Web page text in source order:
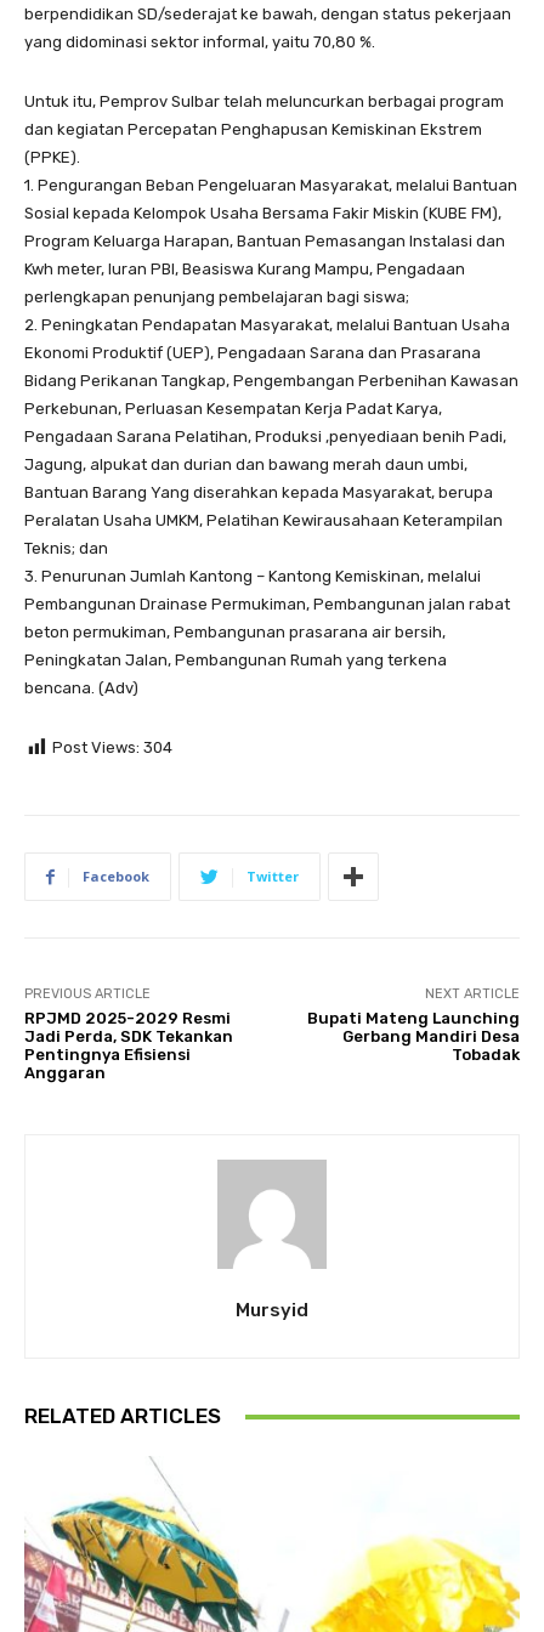
berpendidikan SD/sederajat ke bawah, dengan status pekerjaan
yang didominasi sektor informal, yaitu 70,80 %.
Untuk itu, Pemprov Sulbar telah meluncurkan berbagai program
dan kegiatan Percepatan Penghapusan Kemiskinan Ekstrem
(PPKE).
1. Pengurangan Beban Pengeluaran Masyarakat, melalui Bantuan
Sosial kepada Kelompok Usaha Bersama Fakir Miskin (KUBE FM),
Program Keluarga Harapan, Bantuan Pemasangan Instalasi dan
Kwh meter, Iuran PBI, Beasiswa Kurang Mampu, Pengadaan
perlengkapan penunjang pembelajaran bagi siswa;
2. Peningkatan Pendapatan Masyarakat, melalui Bantuan Usaha
Ekonomi Produktif (UEP), Pengadaan Sarana dan Prasarana
Bidang Perikanan Tangkap, Pengembangan Perbenihan Kawasan
Perkebunan, Perluasan Kesempatan Kerja Padat Karya,
Pengadaan Sarana Pelatihan, Produksi ,penyediaan benih Padi,
Jagung, alpukat dan durian dan bawang merah daun umbi,
Bantuan Barang Yang diserahkan kepada Masyarakat, berupa
Peralatan Usaha UMKM, Pelatihan Kewirausahaan Keterampilan
Teknis; dan
3. Penurunan Jumlah Kantong – Kantong Kemiskinan, melalui
Pembangunan Drainase Permukiman, Pembangunan jalan rabat
beton permukiman, Pembangunan prasarana air bersih,
Peningkatan Jalan, Pembangunan Rumah yang terkena
bencana. (Adv)
Post Views: 304
Facebook Twitter
PREVIOUS ARTICLE
RPJMD 2025-2029 Resmi
Jadi Perda, SDK Tekankan
Pentingnya Efisiensi
Anggaran
NEXT ARTICLE
Bupati Mateng Launching
Gerbang Mandiri Desa
Tobadak
Mursyid
RELATED ARTICLES